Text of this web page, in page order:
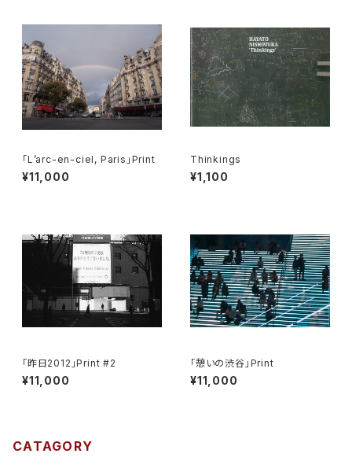
「L’arc-en-ciel, Paris」Print
¥11,000
Thinkings
¥1,100
「昨日2012」Print #2
¥11,000
「憩いの渋谷」Print
¥11,000
CATAGORY